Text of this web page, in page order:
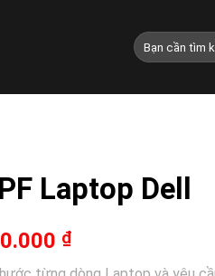
Tìm
kiếm:
Laptop Dell
₫